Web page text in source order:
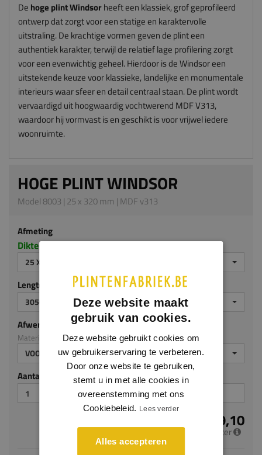
De hoge plint Windsorheeft een klassiek, grof geprofileerd
ontwerp dat zorgt voor een statige en karaktervolle
uitstraling. De krachtige vormen geven de plint een
authentiek karakter, terwijl de relatief lage profilering zorgt
voor een evenwichtig geheel. Hierdoor is de Windsor een
uitstekende keuze voor klassieke, landelijke en monumentale
interieurs waar sfeer en detail centraal staan. De plint wordt
vervaardigd uit hoogwaardig vochtwerend MDF V313,
waardoor hij vormvast is en geschikt is voor vrijwel iedere
woonruimte.
HOGE PLINT WINDSOR
Model 8003 | 25 x 320 mm | MDF v313
Afmeting
Dikte x hoogte in millimeters
25 X 320 MM
Lengte (mm)
3050
Afwerking
Materiaal: MDF v313
VOORGELAKT
Aantal stuks
€ 29,10
per meter
Deze website maakt
gebruik van cookies.
Deze website gebruikt cookies om
uw gebruikerservaring te verbeteren.
Door onze website te gebruiken,
stemt u in met alle cookies in
overeenstemming met ons
Cookiebeleid. Lees verder
Alles accepteren